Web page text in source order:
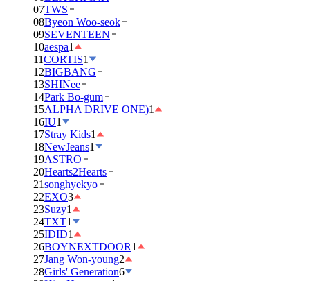
07TWS
08Byeon Woo-seok
09SEVENTEEN
10aespa1
11CORTIS1
12BIGBANG
13SHINee
14Park Bo-gum
15ALPHA DRIVE ONE)1
16IU1
17Stray Kids1
18NewJeans1
19ASTRO
20Hearts2Hearts
21songhyekyo
22EXO3
23Suzy1
24TXT1
25IDID1
26BOYNEXTDOOR1
27Jang Won-young2
28Girls' Generation6